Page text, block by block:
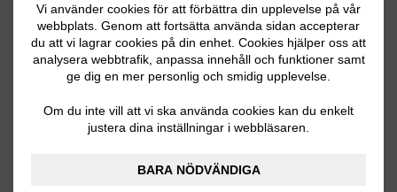
Vi använder cookies för att förbättra din upplevelse på vår
webbplats. Genom att fortsätta använda sidan accepterar
du att vi lagrar cookies på din enhet. Cookies hjälper oss att
analysera webbtrafik, anpassa innehåll och funktioner samt
ge dig en mer personlig och smidig upplevelse.
Om du inte vill att vi ska använda cookies kan du enkelt
justera dina inställningar i webbläsaren.
BARA NÖDVÄNDIGA
Isolering
Hej har ett hus på 90m2 och behöver
1909 och det som finns idag är bland
annat lösull och fasta skivor som ligger.
Önskvärd metod är lösull som sprutas in.